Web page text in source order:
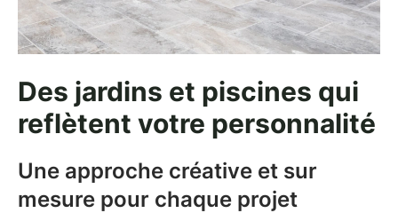
Des jardins et piscines qui
reflètent votre personnalité
Une approche créative et sur
mesure pour chaque projet